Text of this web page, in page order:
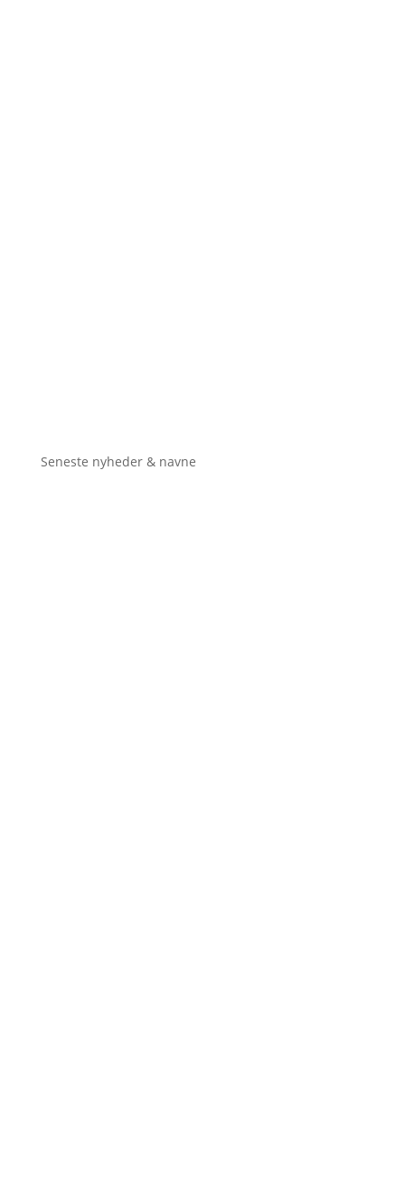
Seneste nyheder & navne